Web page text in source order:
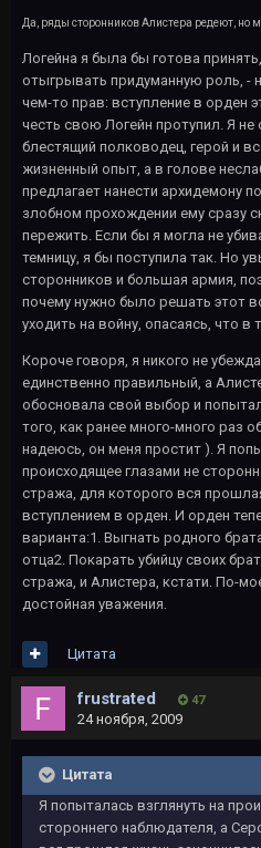
Да, ряды сторонников Алистера редеют, но
Логейна я была бы готова
отыгрывать придуманную роль, -
чем-то прав: вступление в орден
честь свою Логейн протупил. Я не
блестящий полководец, герой и
жизненный опыт, а в голове
предлагает нанести архидемону
злобном прохождении ему сразу
пережить. Если бы я могла не
темницу, я бы поступила так. Но
сторонников и большая армия,
почему нужно было решать этот
уходить на войну, опасаясь, что в
Короче говоря, я никого не
единственно правильный, а
обосновала свой выбор и
того, как ранее много-много раз
надеюсь, он меня простит ). Я
происходящее глазами не
стража, для которого вся
вступлением в орден. И орден
варианта:1. Выгнать родного
отца2. Покарать убийцу своих
стража, и Алистера, кстати. По-
достойная уважения.
Цитата
frustrated 47
24 ноября, 2009
Цитата
Я попыталась взглянуть на
стороннего наблюдателя, а